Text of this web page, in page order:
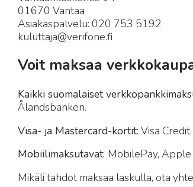
01670 Vantaa
Asiakaspalvelu: 020 753 5192
kuluttaja@verifone.fi
Voit maksaa
Kaikki suomalaiset
Ålandsbanken.
Visa- ja Mastercard-kortit: Visa
Mobiilimaksutavat: MobilePay, Apple
Mikäli tahdot maksaa laskulla, ota